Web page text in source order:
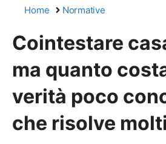
Home Normative
Cointestare
ma quanto
verità poco
che risolve